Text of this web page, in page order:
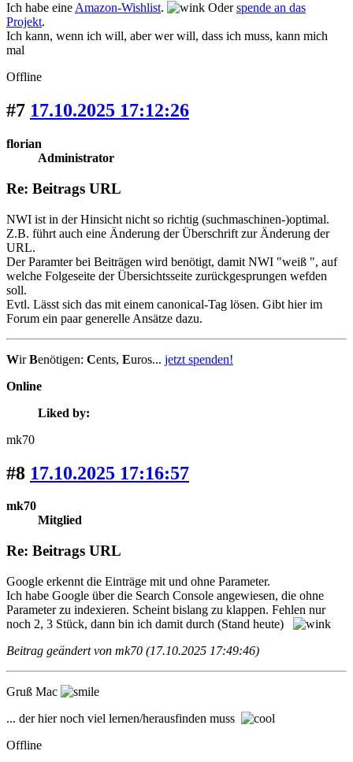
Ich habe eine Amazon-Wishlist. Oderspende an das
Projekt.
Ich kann, wenn ich will, aber wer will, dass ich muss, kann mich
mal
Offline
#7 17.10.2025 17:12:26
florian
Administrator
Re: Beitrags URL
NWI ist in der Hinsicht nicht so richtig (suchmaschinen-)optimal.
Z.B. führt auch eine Änderung der Überschrift zur Änderung der
URL.
Der Paramter bei Beiträgen wird benötigt, damit NWI "weiß ", auf
welche Folgeseite der Übersichtsseite zurückgesprungen wefden
soll.
Evtl. Lässt sich das mit einem canonical-Tag lösen. Gibt hier im
Forum ein paar generelle Ansätze dazu.
WirBenötigen: Cents, Euros... jetzt spenden!
Online
Liked by:
mk70
#8 17.10.2025 17:16:57
mk70
Mitglied
Re: Beitrags URL
Google erkennt die Einträge mit und ohne Parameter.
Ich habe Google über die Search Console angewiesen, die ohne
Parameter zu indexieren. Scheint bislang zu klappen. Fehlen nur
noch 2, 3 Stück, dann bin ich damit durch (Stand heute)
Beitrag geändert von mk70 (17.10.2025 17:49:46)
Gruß Mac
... der hier noch viel lernen/herausfinden muss
Offline